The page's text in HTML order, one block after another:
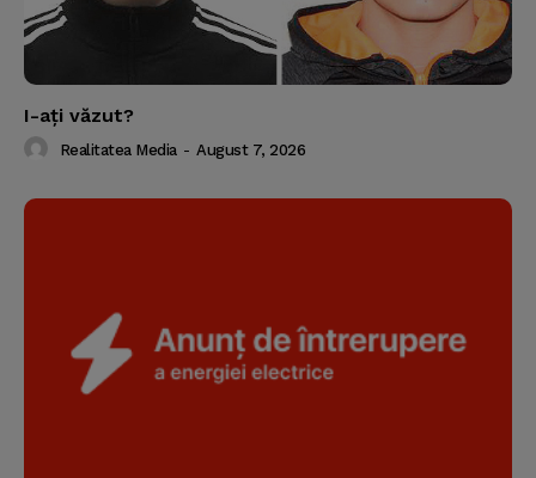
I-aţi văzut?
Realitatea Media - August 7, 2026